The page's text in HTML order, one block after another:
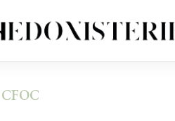
CFOC